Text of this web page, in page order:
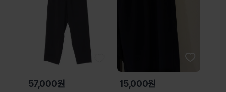
57,000원 15,000원